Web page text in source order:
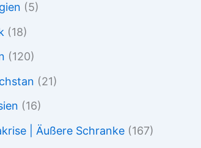
(5)
(18)
(120)
(21)
(16)
| Äußere Schranke (167)